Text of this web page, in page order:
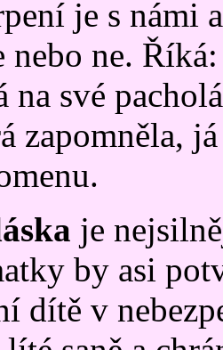
je s námi
nebo ne.
na své
zapomněla,
je
by asi
dítě v